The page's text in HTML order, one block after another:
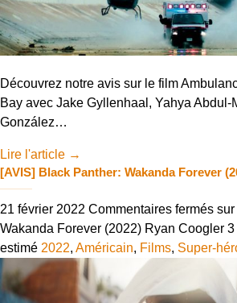
Découvrez notre avis sur le film
Bay avec Jake Gyllenhaal, Yahya Abdul-
González…
Lire l'article →
[AVIS] Black Panther: Wakanda Forever
21 février 2022 Commentaires fermés sur
Wakanda Forever (2022) Ryan Coogler 3
estimé 2022, Américain, Films, Super-